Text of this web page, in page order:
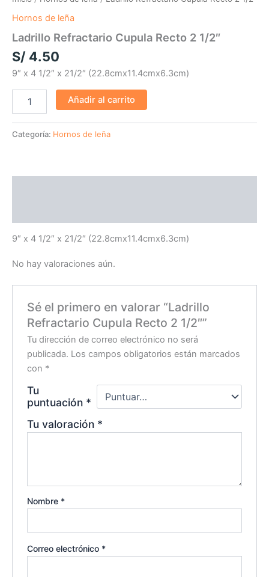
Hornos de leña
Ladrillo Refractario Cupula Recto 2 1/2″
S/ 4.50
9″ x 4 1/2″ x 21/2″ (22.8cmx11.4cmx6.3cm)
2
cantidad
Añadir al carrito
Categoría: Hornos de leña
9″ x 4 1/2″ x 21/2″ (22.8cmx11.4cmx6.3cm)
No hay valoraciones aún.
Sé el primero en valorar “Ladrillo
Refractario Cupula Recto 2 1/2″”
Tu dirección de correo electrónico no será
publicada. Los campos obligatorios están marcados
con *
Tu
puntuación *
Tu valoración *
Nombre *
Correo electrónico *